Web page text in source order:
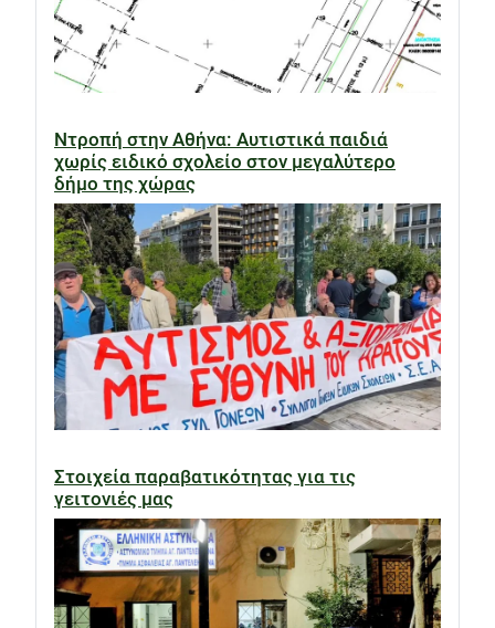
Ντροπή στην Αθήνα: Αυτιστικά παιδιά
χωρίς ειδικό σχολείο στον μεγαλύτερο
δήμο της χώρας
Στοιχεία παραβατικότητας για τις
γειτονιές μας